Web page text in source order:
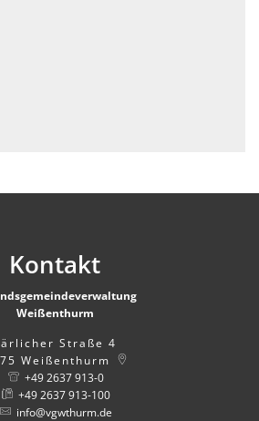
Kontakt
Weißenthurm
Straße 4
Weißenthurm
+49 2637 913-0
+49 2637 913-100
info@vgwthurm.de